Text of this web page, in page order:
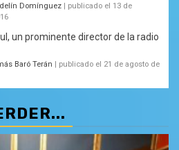
Domínguez | publicado el 13 de
un prominente director de la radio
Baró Terán | publicado el 21 de agosto de